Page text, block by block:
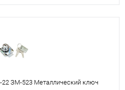
ЗМ-523 Металлический ключ